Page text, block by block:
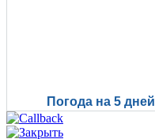
Погода на 5 дней